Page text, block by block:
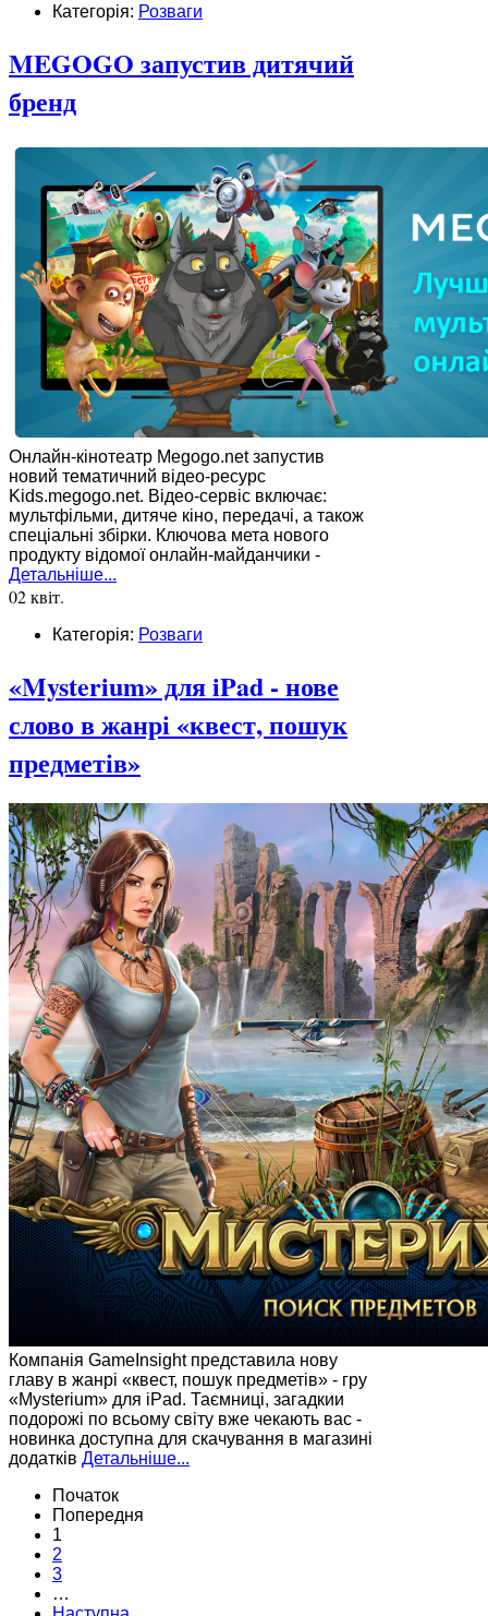
Категорія: Розваги
MEGOGO запустив дитячий
бренд
Онлайн-кінотеатр Megogo.net запустив
новий тематичний відео-ресурс
Kids.megogo.net. Відео-сервіс включає:
мультфільми, дитяче кіно, передачі, а також
спеціальні збірки. Ключова мета нового
продукту відомої онлайн-майданчики -
Детальніше...
02 квіт.
Категорія: Розваги
«Mysterium» для iPad - нове
слово в жанрі «квест, пошук
предметів»
Компанія GameInsight представила нову
главу в жанрі «квест, пошук предметів» - гру
«Mysterium» для iPad. Таємниці, загадкии
подорожі по всьому світу вже чекають вас -
новинка доступна для скачування в магазині
додатків Детальніше...
Початок
Попередня
1
2
3
…